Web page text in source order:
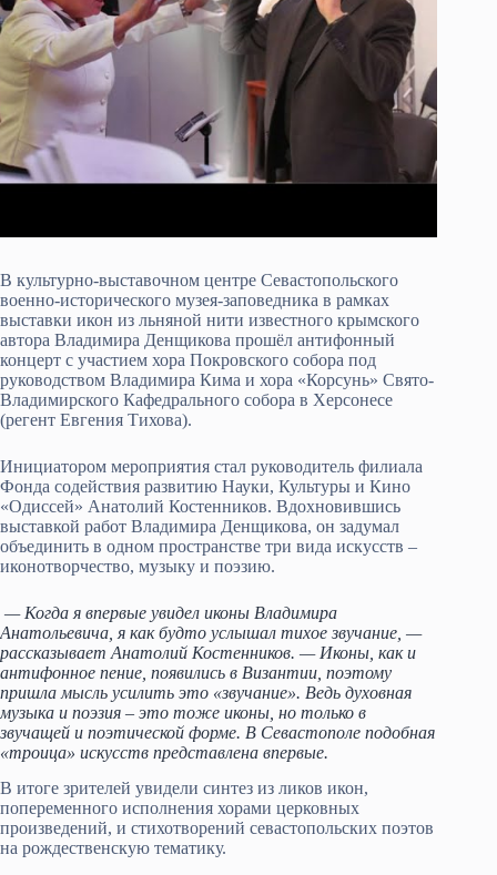
В культурно-выставочном центре Севастопольского
военно-исторического музея-заповедника в рамках
выставки икон из льняной нити известного крымского
автора Владимира Денщикова прошёл антифонный
концерт с участием хора Покровского собора под
руководством Владимира Кима и хора «Корсунь» Свято-
Владимирского Кафедрального собора в Херсонесе
(регент Евгения Тихова).
Инициатором мероприятия стал руководитель филиала
Фонда содействия развитию Науки, Культуры и Кино
«Одиссей» Анатолий Костенников. Вдохновившись
выставкой работ Владимира Денщикова, он задумал
объединить в одном пространстве три вида искусств –
иконотворчество, музыку и поэзию.
— Когда я впервые увидел иконы Владимира
Анатольевича, я как будто услышал тихое звучание, —
рассказывает Анатолий Костенников. — Иконы, как и
антифонное пение, появились в Византии, поэтому
пришла мысль усилить это «звучание». Ведь духовная
музыка и поэзия – это тоже иконы, но только в
звучащей и поэтической форме. В Севастополе подобная
«троица» искусств представлена впервые.
В итоге зрителей увидели синтез из ликов икон,
попеременного исполнения хорами церковных
произведений, и стихотворений севастопольских поэтов
на рождественскую тематику.